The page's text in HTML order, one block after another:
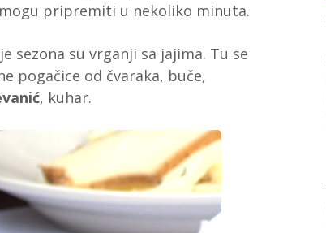
pripremiti u nekoliko minuta.
sezona su vrganji sa jajima. Tu se
pogačice od čvaraka, buče,
, kuhar.